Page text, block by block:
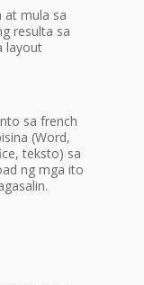
at mula sa
resulta sa
layout
sa french
(Word,
teksto) sa
ng mga ito